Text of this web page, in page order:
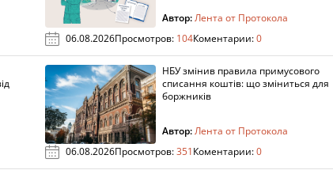
Автор:Лента от Протокола
06.08.2026Просмотров: 104Коментарии:0
НБУ змінив правила примусового
списання коштів: що зміниться для
боржників
Автор:Лента от Протокола
06.08.2026Просмотров:351Коментарии:0